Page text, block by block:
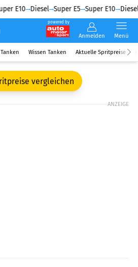
E10 Diesel Super E5 Super E10 Diesel
powered by
Anmelden Menü
Wissen Tanken Aktuelle Spritpreise
vergleichen
ANZEIGE